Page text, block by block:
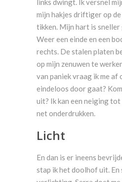
links dwingt. Ik versnel
mijn hakjes driftiger op
tikken. Mijn hart is sneller
Weer een einde en een
rechts. De stalen platen
op mijn zenuwen te
van paniek vraag ik me
eindeloos door gaat?
uit? Ik kan een neiging
net onderdrukken.
Licht
En dan is er ineens
stap ik het doolhof uit. En